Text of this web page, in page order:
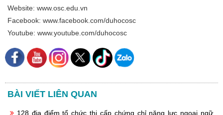
Website: www.osc.edu.vn
Facebook: www.facebook.com/duhocosc
Youtube: www.youtube.com/duhocosc
BÀI VIẾT LIÊN QUAN
128 địa điểm tổ chức thi cấp chứng chỉ năng lực ngoại ngữ